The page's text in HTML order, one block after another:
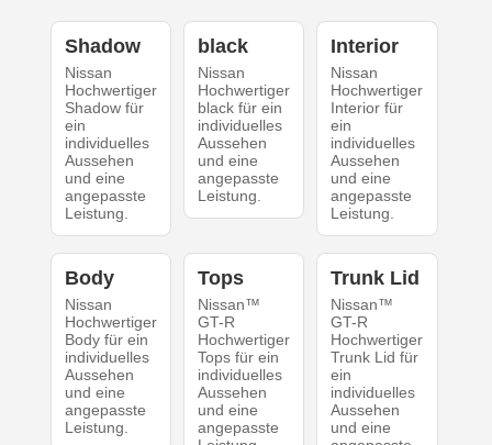
Shadow
Nissan
Hochwertiger
Shadow für
ein
individuelles
Aussehen
und eine
angepasste
Leistung.
black
Nissan
Hochwertiger
black für ein
individuelles
Aussehen
und eine
angepasste
Leistung.
Interior
Nissan
Hochwertiger
Interior für
ein
individuelles
Aussehen
und eine
angepasste
Leistung.
Body
Nissan
Hochwertiger
Body für ein
individuelles
Aussehen
und eine
angepasste
Leistung.
Tops
Nissan™
GT-R
Hochwertiger
Tops für ein
individuelles
Aussehen
und eine
angepasste
Trunk Lid
Nissan™
GT-R
Hochwertiger
Trunk Lid für
ein
individuelles
Aussehen
und eine